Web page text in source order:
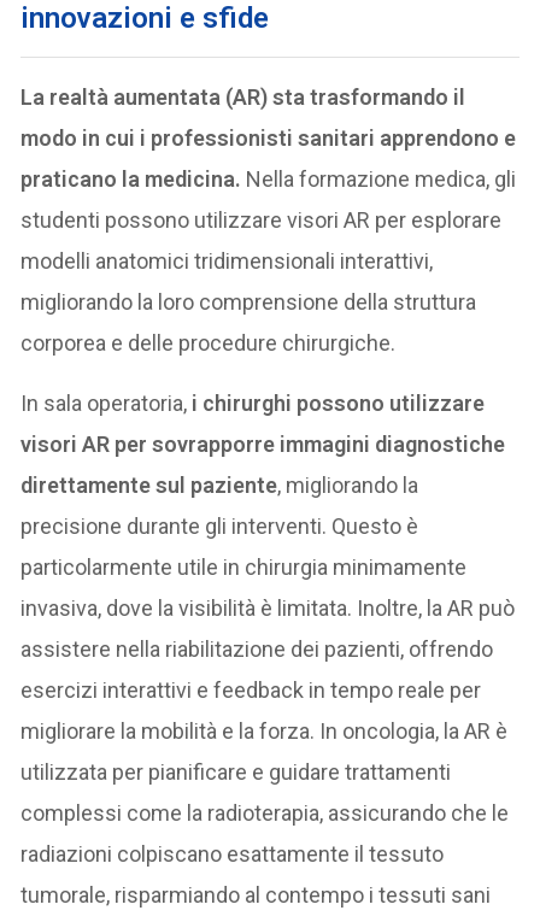
innovazioni e sfide
La realtà aumentata (AR) sta trasformando il
modo in cui i professionisti sanitari apprendono e
praticano la medicina. Nella formazione medica, gli
studenti possono utilizzare visori AR per esplorare
modelli anatomici tridimensionali interattivi,
migliorando la loro comprensione della struttura
corporea e delle procedure chirurgiche.
In sala operatoria, i chirurghi possono utilizzare
visori AR per sovrapporre immagini diagnostiche
direttamente sul paziente, migliorando la
precisione durante gli interventi. Questo è
particolarmente utile in chirurgia minimamente
invasiva, dove la visibilità è limitata. Inoltre, la AR può
assistere nella riabilitazione dei pazienti, offrendo
esercizi interattivi e feedback in tempo reale per
migliorare la mobilità e la forza. In oncologia, la AR è
utilizzata per pianificare e guidare trattamenti
complessi come la radioterapia, assicurando che le
radiazioni colpiscano esattamente il tessuto
tumorale, risparmiando al contempo i tessuti sani